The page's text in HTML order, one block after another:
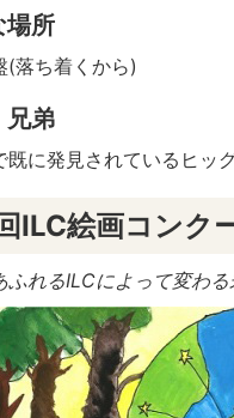
場所
(落ち着くから)
兄弟
既に発見されているヒッ
ILC絵画コンク
ふれるILCによって変わ